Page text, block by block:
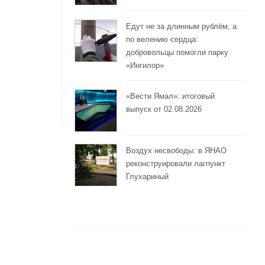
Едут не за длинным рублём, а
по велению сердца:
добровольцы помогли парку
«Ингилор»
«Вести Ямал»: итоговый
выпуск от 02.08.2026
Воздух несвободы: в ЯНАО
реконструировали лагпункт
Глухариный